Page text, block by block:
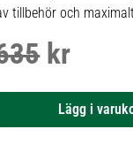
tillbehör och
pris:
kr